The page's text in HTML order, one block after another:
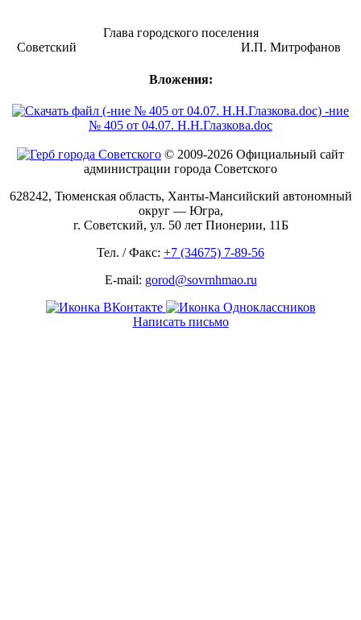
Глава городского поселения
Советский И.П. Митрофанов
Вложения:
-ние
№ 405 от 04.07. Н.Н.Глазкова.doc
© 2009-2026 Официальный сайт
администрации города Советского
628242, Тюменская область, Ханты-Мансийский автономный
округ — Югра,
г. Советский, ул. 50 лет Пионерии, 11Б
Тел. / Факс: +7 (34675) 7-89-56
E-mail: gorod@sovrnhmao.ru
Написать письмо